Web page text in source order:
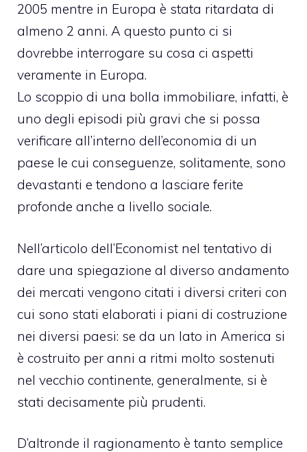
2005 mentre in Europa è stata ritardata di
almeno 2 anni. A questo punto ci si
dovrebbe interrogare su cosa ci aspetti
veramente in Europa.
Lo scoppio di una bolla immobiliare, infatti, è
uno degli episodi più gravi che si possa
verificare all’interno dell’economia di un
paese le cui conseguenze, solitamente, sono
devastanti e tendono a lasciare ferite
profonde anche a livello sociale.
Nell’articolo dell’Economist nel tentativo di
dare una spiegazione al diverso andamento
dei mercati vengono citati i diversi criteri con
cui sono stati elaborati i piani di costruzione
nei diversi paesi: se da un lato in America si
è costruito per anni a ritmi molto sostenuti
nel vecchio continente, generalmente, si è
stati decisamente più prudenti.
D’altronde il ragionamento è tanto semplice